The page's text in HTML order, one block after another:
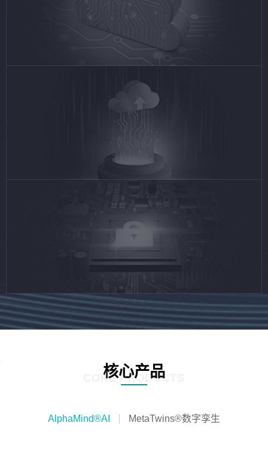
核心产品
CORE PRODUCTS
AlphaMind®AI MetaTwins®数字孪生